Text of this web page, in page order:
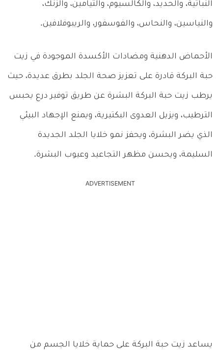
النباتية، والحديد، والكالسيوم، والثيامين، والزنك،
والنياسين، والنحاس، والفوسفور، والريبوفلافين.
الأحماض الدهنية ومضادات الأكسدة الموجودة في زيت
حبة البركة قادرة على تعزيز صحة الجلد بطرق عديدة، حيث
يرطب زيت حبة البركة البشرة عن طريق توفير درع يحبس
الترطيب، ويزيل العدوى البكتيرية، ويمنع الإجهاد البيئي
الذي يضر البشرة، ويحفز نمو خلايا الجلد الجديدة
السليمة، ويحسن مظهر التجاعيد وعيوب البشرة.
ADVERTISEMENT
يساعد زيت حبة البركة على حماية خلايا الجسم من